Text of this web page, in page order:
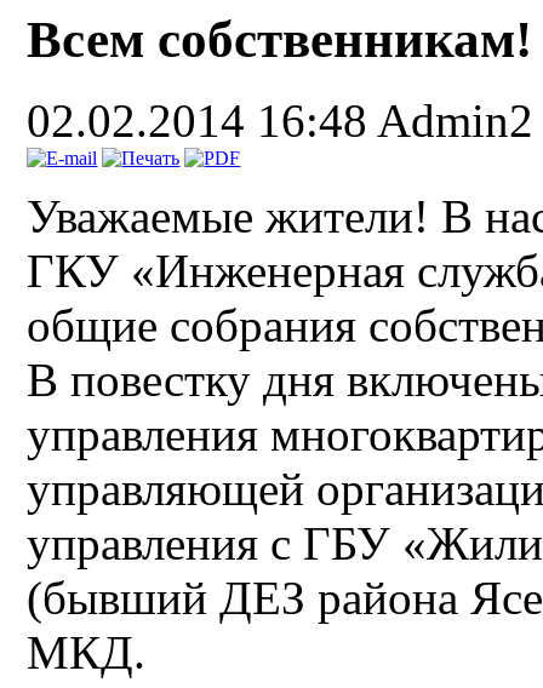
Всем
02.02.2014 16:48 Admin2
Уважаемые жители! В
ГКУ «Инженерная
общие собрания
В повестку дня
управления
управляющей
управления с ГБУ
(бывший ДЕЗ района
МКД.